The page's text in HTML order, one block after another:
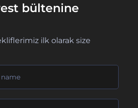
bültenine
ilk olarak size